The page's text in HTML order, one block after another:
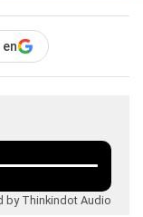
by Thinkindot Audio